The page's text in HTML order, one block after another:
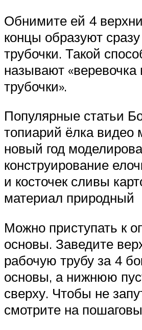
Обнимите ей 4
концы образуют
трубочки. Такой
называют «веревочка
трубочки».
Популярные статьи
топиарий ёлка видео
новый год
конструирование
и косточек сливы
материал природный
Можно приступать к
основы. Заведите
рабочую трубу за 4
основы, а нижнюю
сверху. Чтобы не
смотрите на